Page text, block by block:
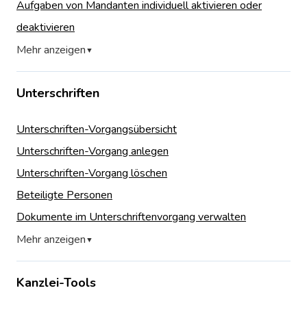
Aufgaben von Mandanten individuell aktivieren oder
deaktivieren
Mehr anzeigen ▼
Unterschriften
Unterschriften-Vorgangsübersicht
Unterschriften-Vorgang anlegen
Unterschriften-Vorgang löschen
Beteiligte Personen
Dokumente im Unterschriftenvorgang verwalten
Mehr anzeigen ▼
Kanzlei-Tools